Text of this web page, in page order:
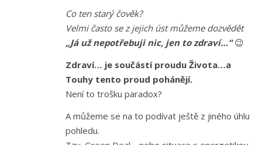
Co ten starý čověk?
Velmi často se z jejich úst můžeme dozvědět
„Já už nepotřebuji nic, jen to zdraví…“😉
Zdraví… je součástí proudu Života…a
Touhy tento proud pohánějí.
Není to trošku paradox?
A můžeme se na to podívat ještě z jiného úhlu
pohledu.